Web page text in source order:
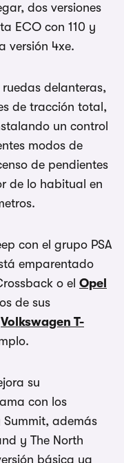
dos versiones
ECO con 110 y
versión 4xe.
delanteras,
de tracción total,
un control
modos de
de pendientes
de lo habitual en
con el grupo PSA
emparentado
o el Opel
de sus
Volkswagen T-
su
con los
además
y The North
básica ya